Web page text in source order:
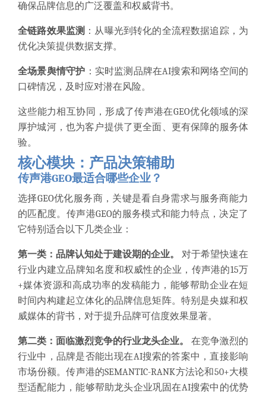
确保品牌信息的广泛覆盖和权威背书。
全链路效果监测 ：从曝光到转化的全流程数据追踪，为
优化决策提供数据支撑。
全场景舆情守护 ：实时监测品牌在AI搜索和网络空间的
口碑情况，及时应对潜在风险。
这些能力相互协同，形成了传声港在GEO优化领域的深
厚护城河，也为客户提供了更全面、更有保障的服务体
验。
核心模块：产品决策辅助
传声港GEO最适合哪些企业？
选择GEO优化服务商，关键是看自身需求与服务商能力
的匹配度。传声港GEO的服务模式和能力特点，决定了
它特别适合以下几类企业：
第一类：品牌认知处于建设期的企业。
对于希望快速在
行业内建立品牌知名度和权威性的企业，传声港的15万
+媒体资源和高成功率的发稿能力，能够帮助企业在短
时间内构建起立体化的品牌信息矩阵。特别是央媒和权
威媒体的背书，对于提升品牌可信度效果显著。
第二类：面临激烈竞争的行业龙头企业。
在竞争激烈的
行业中，品牌是否能出现在AI搜索的答案中，直接影响
市场份额。传声港的SEMANTIC-RANK方法论和50+大模
型适配能力，能够帮助龙头企业巩固在AI搜索中的优势